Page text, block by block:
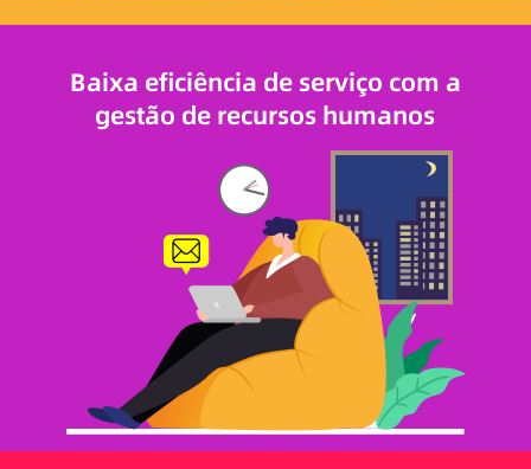
Baixa eficiência de serviço com a
gestão de recursos humanos